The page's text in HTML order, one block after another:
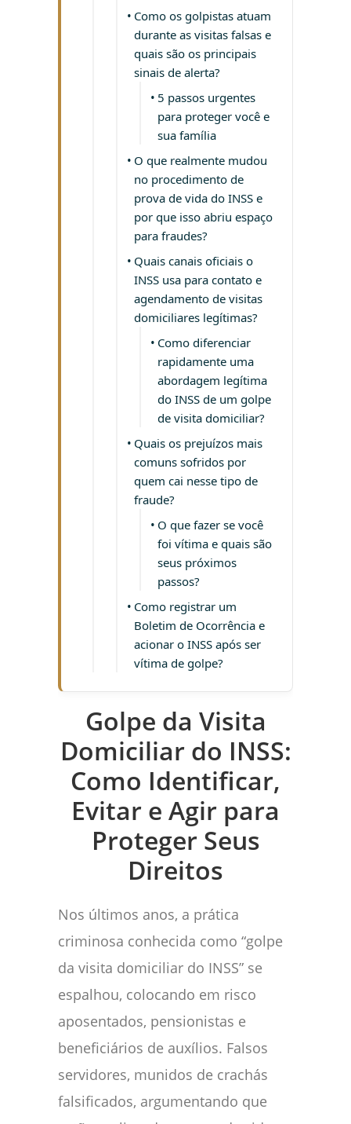
Como os golpistas atuam
durante as visitas falsas e
quais são os principais
sinais de alerta?
5 passos urgentes
para proteger você e
sua família
O que realmente mudou
no procedimento de
prova de vida do INSS e
por que isso abriu espaço
para fraudes?
Quais canais oficiais o
INSS usa para contato e
agendamento de visitas
domiciliares legítimas?
Como diferenciar
rapidamente uma
abordagem legítima
do INSS de um golpe
de visita domiciliar?
Quais os prejuízos mais
comuns sofridos por
quem cai nesse tipo de
fraude?
O que fazer se você
foi vítima e quais são
seus próximos
passos?
Como registrar um
Boletim de Ocorrência e
acionar o INSS após ser
vítima de golpe?
Golpe da Visita
Domiciliar do INSS:
Como Identificar,
Evitar e Agir para
Proteger Seus
Direitos
Nos últimos anos, a prática
criminosa conhecida como “golpe
da visita domiciliar do INSS” se
espalhou, colocando em risco
aposentados, pensionistas e
beneficiários de auxílios. Falsos
servidores, munidos de crachás
falsificados, argumentando que